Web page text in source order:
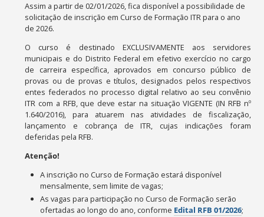
Assim a partir de 02/01/2026, fica disponível a possibilidade de
solicitação de inscrição em Curso de Formação ITR para o ano
de 2026.
O curso é destinado EXCLUSIVAMENTE aos servidores
municipais e do Distrito Federal em efetivo exercício no cargo
de carreira específica, aprovados em concurso público de
provas ou de provas e títulos, designados pelos respectivos
entes federados no processo digital relativo ao seu convênio
ITR com a RFB, que deve estar na situação VIGENTE (IN RFB nº
1.640/2016), para atuarem nas atividades de fiscalização,
lançamento e cobrança de ITR, cujas indicações foram
deferidas pela RFB.
Atenção!
A inscrição no Curso de Formação estará disponível
mensalmente, sem limite de vagas;
As vagas para participação no Curso de Formação serão
ofertadas ao longo do ano, conforme Edital RFB 01/2026;